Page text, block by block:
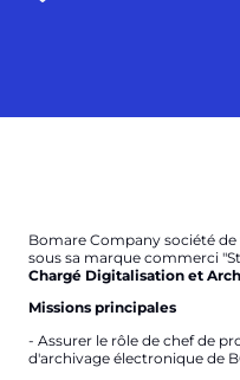
Bomare Company société
sous sa marque commerci
Chargé Digitalisation et
Missions principales
- Assurer le rôle de chef de
d'archivage électronique de